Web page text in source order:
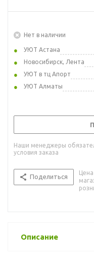
Нет в наличии
УЮТ Астана
Новосибирск, Лента
УЮТ в тц Апорт
УЮТ Алматы
Наши менеджеры
условия заказа
Поделиться
Описание